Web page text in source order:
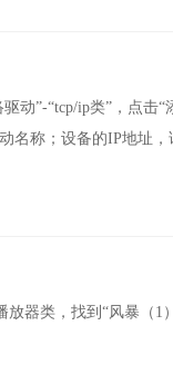
动”-“tcp/ip类”，点击
名称；设备的IP地址
放器类，找到“风暴（